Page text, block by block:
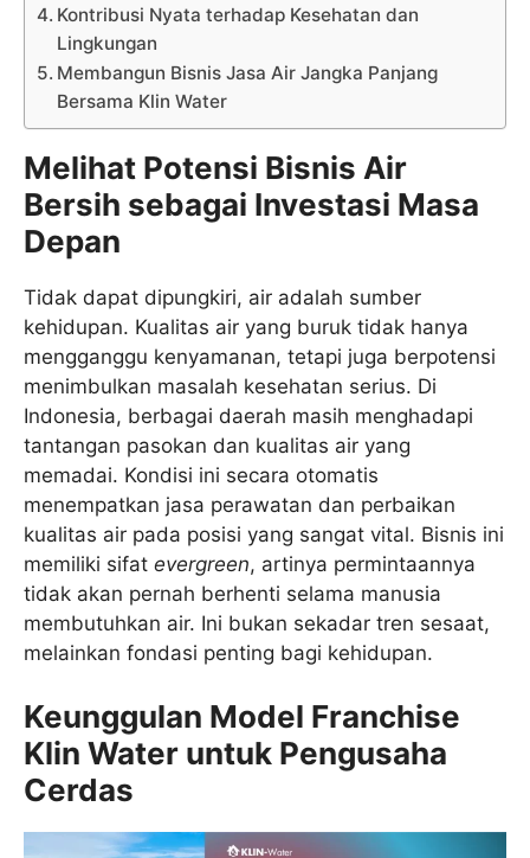
Kontribusi Nyata terhadap Kesehatan dan
Lingkungan
Membangun Bisnis Jasa Air Jangka Panjang
Bersama Klin Water
Melihat Potensi Bisnis Air
Bersih sebagai Investasi Masa
Depan
Tidak dapat dipungkiri, air adalah sumber
kehidupan. Kualitas air yang buruk tidak hanya
mengganggu kenyamanan, tetapi juga berpotensi
menimbulkan masalah kesehatan serius. Di
Indonesia, berbagai daerah masih menghadapi
tantangan pasokan dan kualitas air yang
memadai. Kondisi ini secara otomatis
menempatkan jasa perawatan dan perbaikan
kualitas air pada posisi yang sangat vital. Bisnis ini
memiliki sifat evergreen, artinya permintaannya
tidak akan pernah berhenti selama manusia
membutuhkan air. Ini bukan sekadar tren sesaat,
melainkan fondasi penting bagi kehidupan.
Keunggulan Model Franchise
Klin Water untuk Pengusaha
Cerdas